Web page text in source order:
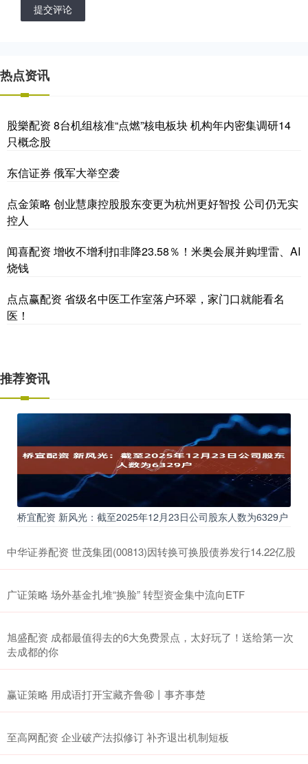
提交评论
热点资讯
股樂配资 8台机组核准“点燃”核电板块 机构年内密集调研14
只概念股
东信证券 俄军大举空袭
点金策略 创业慧康控股股东变更为杭州更好智投 公司仍无实
控人
闻喜配资 增收不增利扣非降23.58％！米奥会展并购埋雷、AI
烧钱
点点赢配资 省级名中医工作室落户环翠，家门口就能看名
医！
推荐资讯
桥宜配资 新风光：截至2025年12月23日公司股东人数为6329户
中华证券配资 世茂集团(00813)因转换可换股债券发行14.22亿股
广证策略 场外基金扎堆“换脸” 转型资金集中流向ETF
旭盛配资 成都最值得去的6大免费景点，太好玩了！送给第一次
去成都的你
赢证策略 用成语打开宝藏齐鲁㊻丨事齐事楚
至高网配资 企业破产法拟修订 补齐退出机制短板